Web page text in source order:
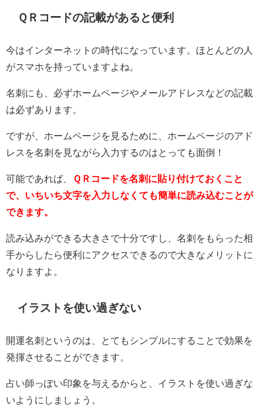
ＱＲコードの記載があると便利
今はインターネットの時代になっています。ほとんどの人
がスマホを持っていますよね。
名刺にも、必ずホームページやメールアドレスなどの記載
は必ずあります。
ですが、ホームページを見るために、ホームページのアド
レスを名刺を見ながら入力するのはとっても面倒！
可能であれば、
ＱＲコードを名刺に貼り付けておくこと
で、いちいち文字を入力しなくても簡単に読み込むことが
できます。
読み込みができる大きさで十分ですし、名刺をもらった相
手からしたら便利にアクセスできるので大きなメリットに
なりますよ。
イラストを使い過ぎない
開運名刺というのは、とてもシンプルにすることで効果を
発揮させることができます。
占い師っぽい印象を与えるからと、イラストを使い過ぎな
いようにしましょう。